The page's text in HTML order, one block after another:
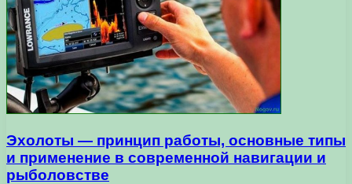
Эхолоты — принцип работы, основные типы
и применение в современной навигации и
рыболовстве